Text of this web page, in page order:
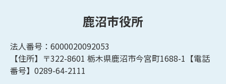
鹿沼市役所
法人番号：6000020092053
【住所】〒322-8601 栃木県鹿沼市今宮町1688-1【電話
番号】0289-64-2111